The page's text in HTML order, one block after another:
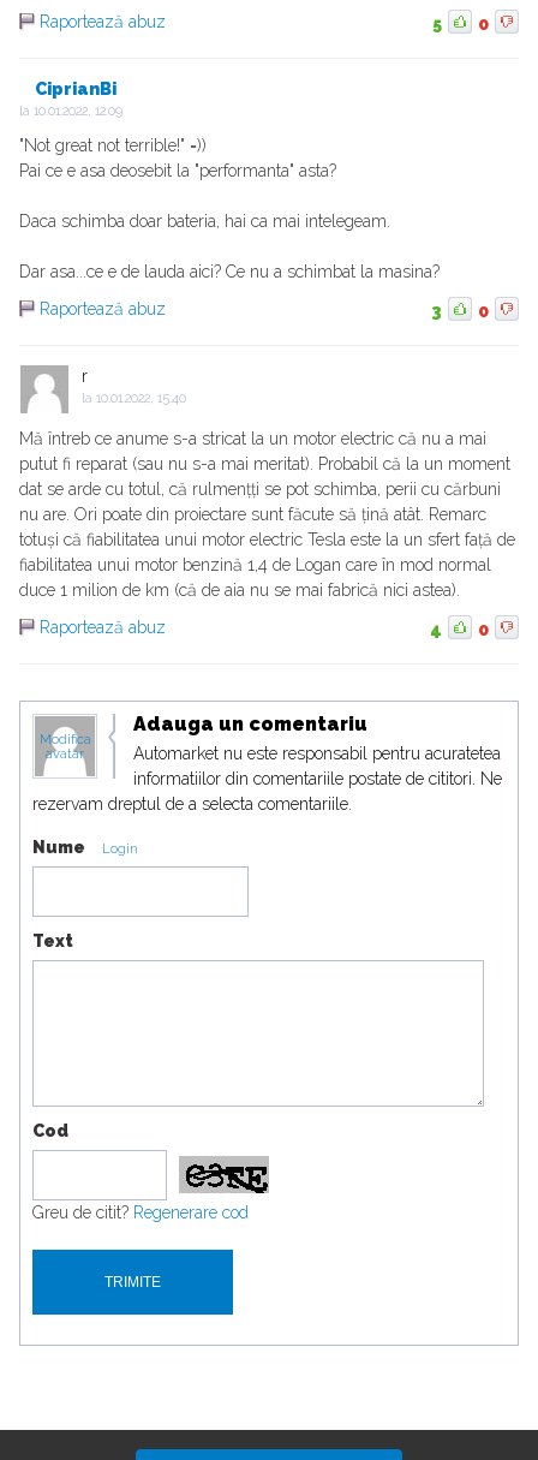
Raportează abuz
5 0
CiprianBi
la 10.01.2022, 12:09
"Not great not terrible!" =))
Pai ce e asa deosebit la "performanta" asta?
Daca schimba doar bateria, hai ca mai intelegeam.
Dar asa...ce e de lauda aici? Ce nu a schimbat la masina?
Raportează abuz
3 0
r
la 10.01.2022, 15:40
Mă întreb ce anume s-a stricat la un motor electric că nu a mai
putut fi reparat (sau nu s-a mai meritat). Probabil că la un moment
dat se arde cu totul, că rulmențți se pot schimba, perii cu cărbuni
nu are. Ori poate din proiectare sunt făcute să țină atât. Remarc
totuși că fiabilitatea unui motor electric Tesla este la un sfert față de
fiabilitatea unui motor benzină 1,4 de Logan care în mod normal
duce 1 milion de km (că de aia nu se mai fabrică nici astea).
Raportează abuz
4 0
Modifica
avatar
Adauga un comentariu
Automarket nu este responsabil pentru acuratetea
informatiilor din comentariile postate de cititori. Ne
rezervam dreptul de a selecta comentariile.
Nume Login
Text
Cod
Greu de citit? Regenerare cod